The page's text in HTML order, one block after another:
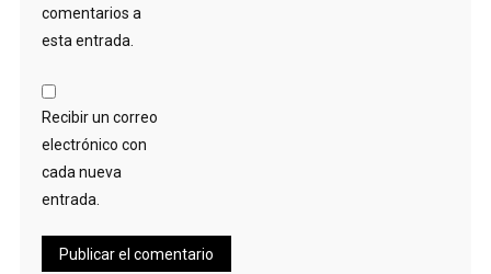
comentarios a
esta entrada.
Recibir un correo
electrónico con
cada nueva
entrada.